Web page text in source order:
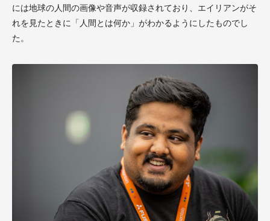
には地球の人間の画像や音声が収録されており、エイリアンがそ
れを見たときに「人間とは何か」がわかるようにしたものでし
た。